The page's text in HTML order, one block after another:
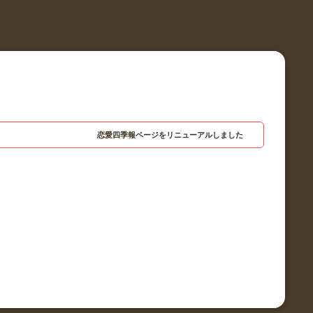
恋愛四季報ページをリニューアルしました